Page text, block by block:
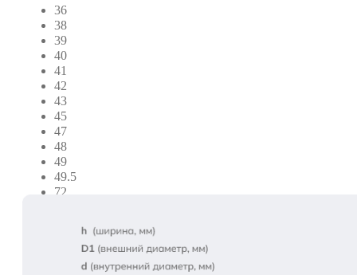
36
38
39
40
41
42
43
45
47
48
49
49.5
72